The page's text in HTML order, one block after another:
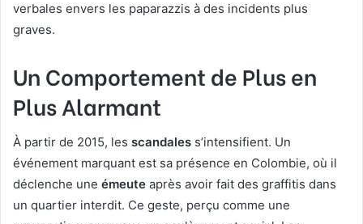
verbales envers les paparazzis à des incidents plus
graves.
Un Comportement de Plus en
Plus Alarmant
À partir de 2015, les scandales s’intensifient. Un
événement marquant est sa présence en Colombie, où il
déclenche une émeute après avoir fait des graffitis dans
un quartier interdit. Ce geste, perçu comme une